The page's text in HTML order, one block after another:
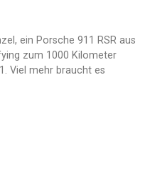
ein Porsche 911 RSR aus
zum 1000 Kilometer
Viel mehr braucht es